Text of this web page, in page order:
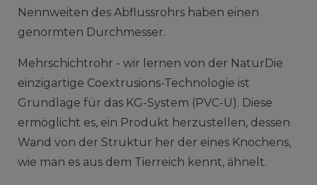
Nennweiten des Abflussrohrs haben einen
genormten Durchmesser.
Mehrschichtrohr - wir lernen von der NaturDie
einzigartige Coextrusions-Technologie ist
Grundlage für das KG-System (PVC-U). Diese
ermöglicht es, ein Produkt herzustellen, dessen
Wand von der Struktur her der eines Knochens,
wie man es aus dem Tierreich kennt, ähnelt.